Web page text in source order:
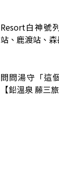
Resort白神號
站、鹿渡站、
問問湯守「這
【鉛溫泉 藤三旅